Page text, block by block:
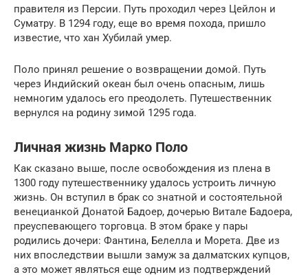
правителя из Персии. Путь проходил через Цейлон и
Суматру. В 1294 году, еще во время похода, пришло
известие, что хан Хубилай умер.
Поло принял решение о возвращении домой. Путь
через Индийский океан был очень опасным, лишь
немногим удалось его преодолеть. Путешественник
вернулся на родину зимой 1295 года.
Личная жизнь Марко Поло
Как сказано выше, после освобождения из плена в
1300 году путешественнику удалось устроить личную
жизнь. Он вступил в брак со знатной и состоятельной
венецианкой Донатой Бадоер, дочерью Витале Бадоера,
преуспевающего торговца. В этом браке у пары
родились дочери: Фантина, Белелла и Морета. Две из
них впоследствии вышли замуж за далматских купцов,
а это может являться еще одним из подтверждений